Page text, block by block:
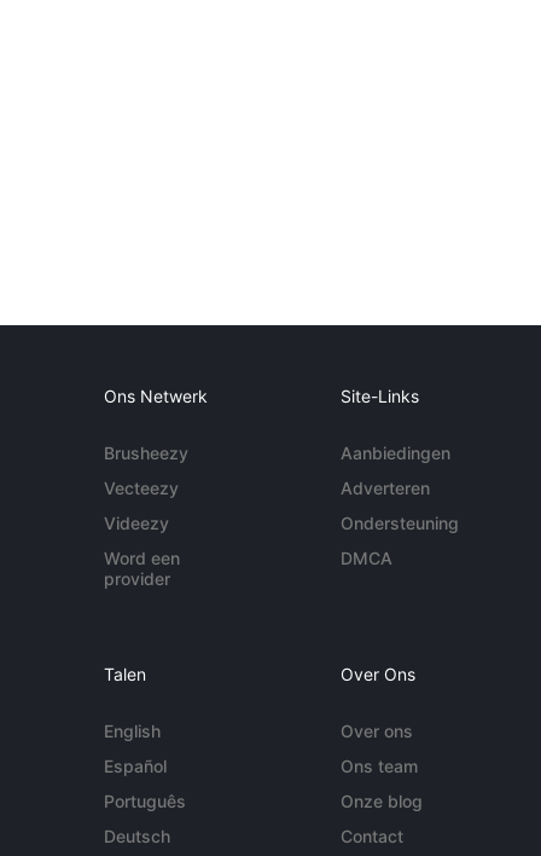
Ons Netwerk
Brusheezy
Vecteezy
Videezy
Word een
provider
Site-Links
Aanbiedingen
Adverteren
Ondersteuning
DMCA
Talen
English
Español
Português
Deutsch
Over Ons
Over ons
Ons team
Onze blog
Contact